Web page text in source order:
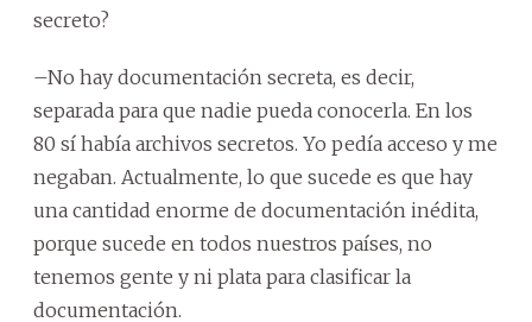
secreto?
–No hay documentación secreta, es decir,
separada para que nadie pueda conocerla. En los
80 sí había archivos secretos. Yo pedía acceso y me
negaban. Actualmente, lo que sucede es que hay
una cantidad enorme de documentación inédita,
porque sucede en todos nuestros países, no
tenemos gente y ni plata para clasificar la
documentación.